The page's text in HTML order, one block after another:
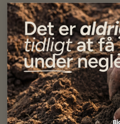
Specifikationer
Se mere af BigBag sortiment
Vores